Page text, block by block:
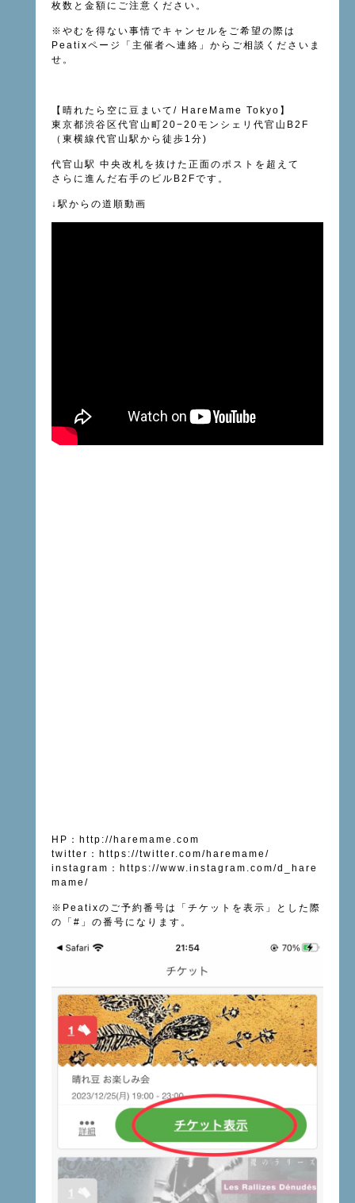
枚数と金額にご注意ください。
※やむを得ない事情でキャンセルをご希望の際は
Peatixページ「主催者へ連絡」からご相談くださいま
せ。
【晴れたら空に豆まいて / HareMame Tokyo 】
東京都渋谷区代官山町20−20 モンシェリ代官山 B2F
（東横線 代官山駅 から徒歩 1 分)
代官山駅 中央改札を抜けた正面のポストを超えて
さらに進んだ右手のビル B2Fです。
↓ 駅からの道順動画
HP ： http://haremame.com
twitter ： https://twitter.com/haremame/
instagram ： https://www.instagram.com/d_hare
mame/
※ Peatixのご予約番号は「チケットを表示」とした際
の「 # 」の番号になります。